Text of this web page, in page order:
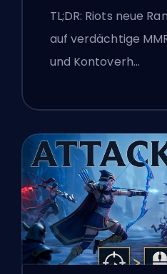
Boosting-
TL;DR: Riots neue
auf verdächtige
und Kontoverh…